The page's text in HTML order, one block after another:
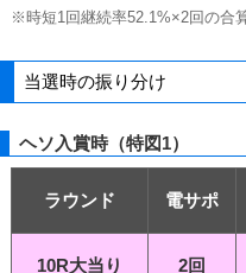
※時短1回継続率52.1%×2回の合
当選時の振り分け
ヘソ入賞時（特図1）
ラウンド 電サポ
10R大当り 2回